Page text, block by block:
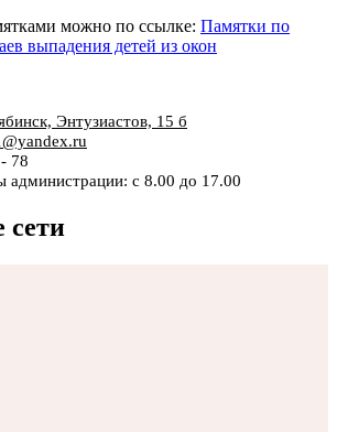
можно по ссылке: Памятки по
выпадения детей из окон
Энтузиастов, 15 б
78
администрации: с 8.00 до 17.00
сети